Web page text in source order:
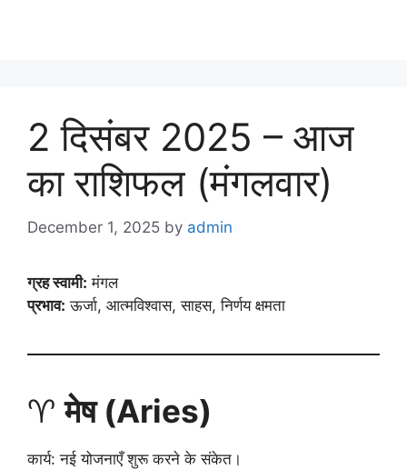
2 दिसंबर 2025 – आज
का राशिफल (मंगलवार)
December 1, 2025 by admin
ग्रह स्वामी: मंगल
प्रभाव: ऊर्जा, आत्मविश्वास, साहस, निर्णय क्षमता
♈मेष (Aries)
कार्य: नई योजनाएँ शुरू करने के संकेत।